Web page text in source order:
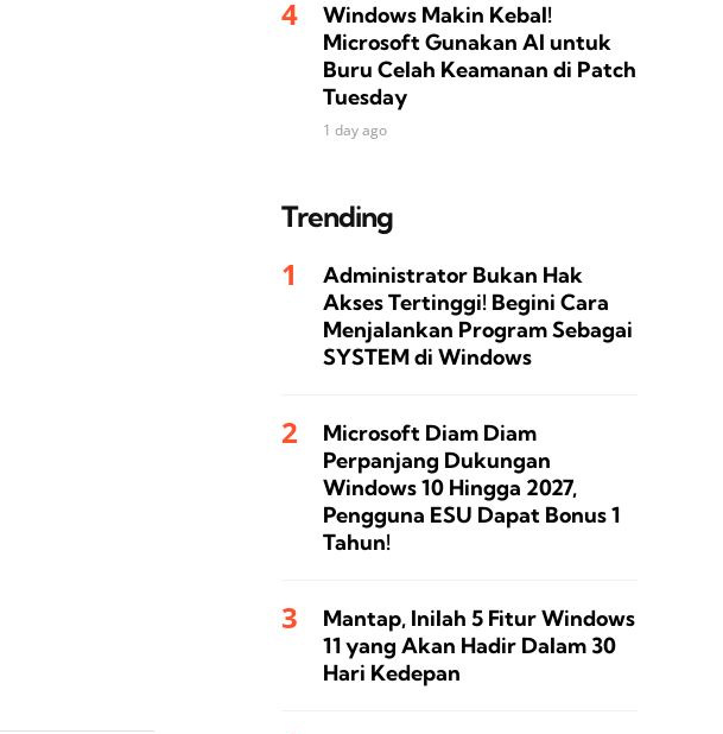
Windows Makin Kebal!
Microsoft Gunakan AI untuk
Buru Celah Keamanan di Patch
Tuesday
1 day ago
Trending
Administrator Bukan Hak
Akses Tertinggi! Begini Cara
Menjalankan Program Sebagai
SYSTEM di Windows
Microsoft Diam Diam
Perpanjang Dukungan
Windows 10 Hingga 2027,
Pengguna ESU Dapat Bonus 1
Tahun!
Mantap, Inilah 5 Fitur Windows
11 yang Akan Hadir Dalam 30
Hari Kedepan